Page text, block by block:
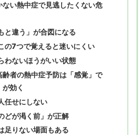
ない熱中症で見逃したくない危
と違う」が合図になる
の7つで覚えると迷いにくい
わないほうがいい状態
齢者の熱中症予防は「感覚」で
効く
任せにしない
どが渇く前」が正解
足りない場面もある